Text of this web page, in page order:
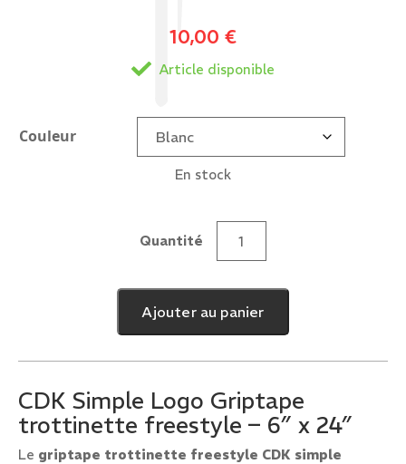
10,00 €
Article disponible
Couleur
En stock
Quantitéquantité
CDK
Simple
Logo
Griptape
x
24"
Ajouter au panier
CDK Simple Logo Griptape
trottinette freestyle – 6″ x 24″
Le griptape trottinette freestyle CDK simple